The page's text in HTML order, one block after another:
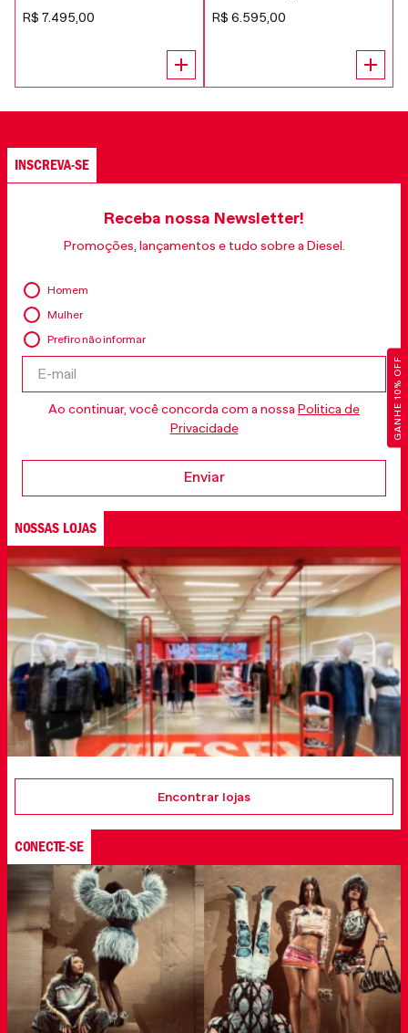
GANHE 10% OFF
R$ 7.495 00
R$ 6 595 00
INSCREVA-SE
Receba nossa Newsletter!
Promoções, lançamentos e tudo sobre a Diesel.
Homem
Mulher
Prefiro não informar
Ao continuar, você concorda com a nossa Politica de
Privacidade
Enviar
NOSSAS LOJAS
Encontrar lojas
CONECTE-SE